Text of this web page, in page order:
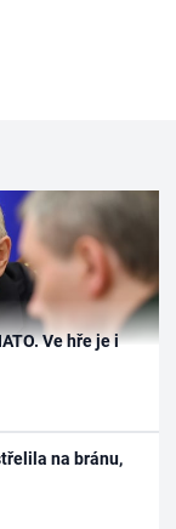
Ve hře je i
na bránu,